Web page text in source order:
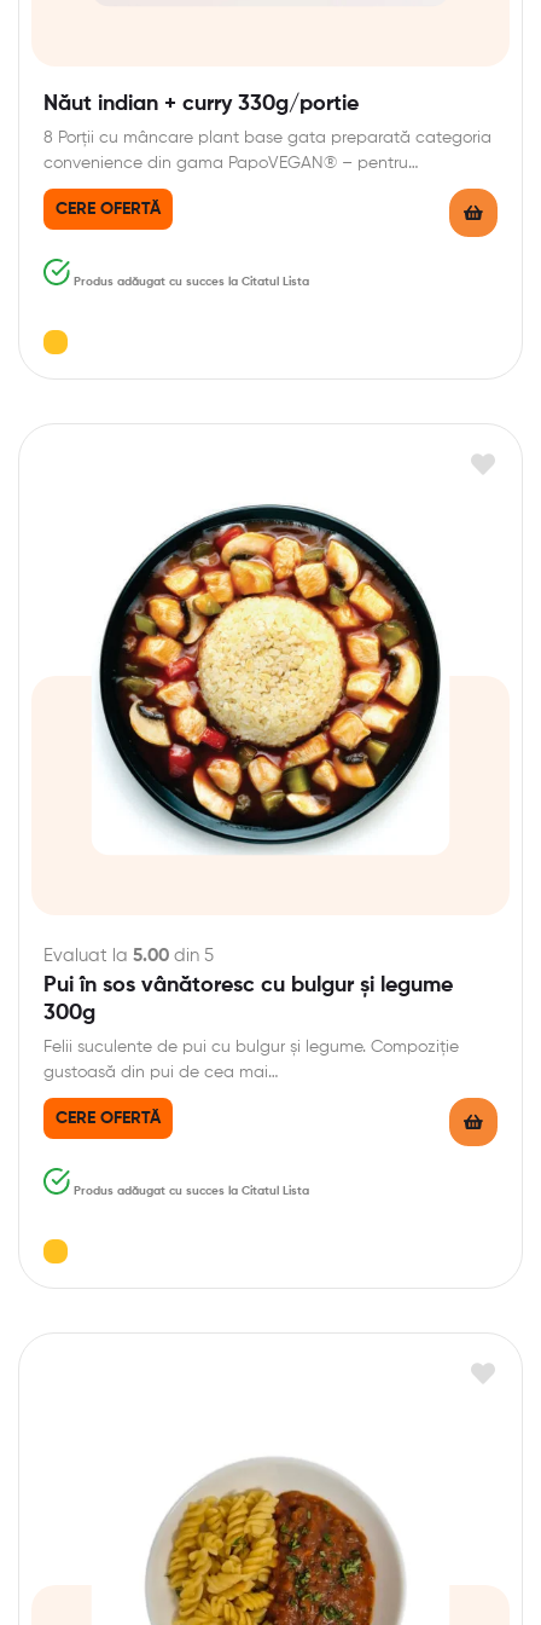
Năut indian + curry 330g/portie
8 Porții cu mâncare plant base gata preparată categoria
convenience din gama PapoVEGAN® – pentru…
CERE OFERTĂ
Produs adăugat cu succes la Citatul Lista
Evaluat la 5.00 din 5
Pui în sos vânătoresc cu bulgur și legume
300g
Felii suculente de pui cu bulgur și legume. Compoziție
gustoasă din pui de cea mai…
CERE OFERTĂ
Produs adăugat cu succes la Citatul Lista